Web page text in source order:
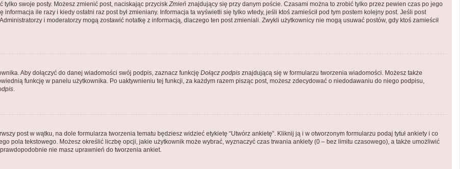
swoje posty. Możesz zmienić post, naciskając przyciskZmień znajdujący się przy danym poście. Czasami można to zrobić tylko przez pewien czas po jego
ile razy i kiedy ostatni raz post był zmieniany. Informacja ta wyświetli się tylko wtedy, jeśli ktoś zamieścił pod tym postem kolejny post. Jeśli post
i moderatorzy mogą zostawić notatkę z informacją, dlaczego ten post zmieniali. Zwykli użytkownicy nie mogą usuwać postów, gdy ktoś zamieścił
Aby dołączyć do danej wiadomości swój podpis, zaznacz funkcję Dołącz podpis znajdującą się w formularzu tworzenia wiadomości. Możesz także
funkcję w panelu użytkownika. Po uaktywnieniu tej funkcji, za każdym razem pisząc post, możesz zdecydować o niedodawaniu do niego podpisu,
.
post w wątku, na dole formularza tworzenia tematu będziesz widzieć etykietę “Utwórz ankietę”. Kliknij ją i w otworzonym formularzu podaj tytuł ankiety i co
pola tekstowego. Możesz określić liczbę opcji, jakie użytkownik może wybrać, wyznaczyć czas trwania ankiety (0 – bez limitu czasowego), a także umożliwić
nie masz uprawnień do tworzenia ankiet.